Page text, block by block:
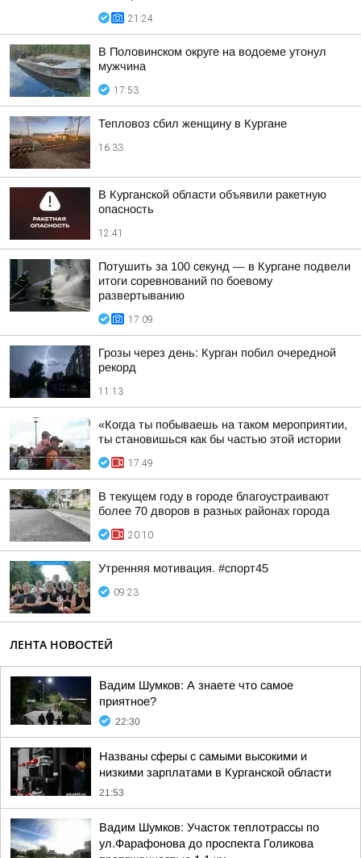
21:24
В Половинском округе на водоеме утонул
мужчина
17:53
Тепловоз сбил женщину в Кургане
16:33
В Курганской области объявили ракетную
опасность
12:41
Потушить за 100 секунд — в Кургане подвели
итоги соревнований по боевому
развертыванию
17:09
Грозы через день: Курган побил очередной
рекорд
11:13
«Когда ты побываешь на таком мероприятии,
ты становишься как бы частью этой истории
17:49
В текущем году в городе благоустраивают
более 70 дворов в разных районах города
20:10
Утренняя мотивация. #спорт45
09:23
ЛЕНТА НОВОСТЕЙ
Вадим Шумков: А знаете что самое
приятное?
22:30
Названы сферы с самыми высокими и
низкими зарплатами в Курганской области
21:53
Вадим Шумков: Участок теплотрассы по
ул.Фарафонова до проспекта Голикова